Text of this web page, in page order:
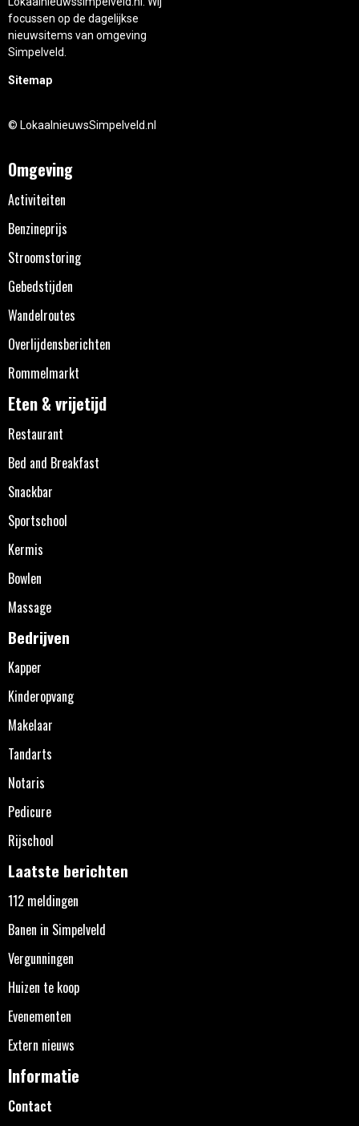
focussen op de dagelijkse
nieuwsitems van omgeving
Simpelveld.
Sitemap
© LokaalnieuwsSimpelveld.nl
Omgeving
Activiteiten
Benzineprijs
Stroomstoring
Gebedstijden
Wandelroutes
Overlijdensberichten
Rommelmarkt
Eten & vrijetijd
Restaurant
Bed and Breakfast
Snackbar
Sportschool
Kermis
Bowlen
Massage
Bedrijven
Kapper
Kinderopvang
Makelaar
Tandarts
Notaris
Pedicure
Rijschool
Laatste berichten
112 meldingen
Banen in Simpelveld
Vergunningen
Huizen te koop
Evenementen
Extern nieuws
Informatie
Contact